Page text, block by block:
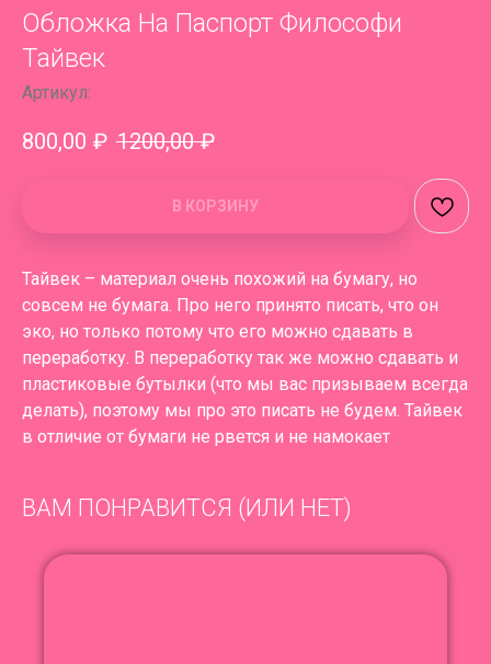
Обложка На Паспорт Философи
Тайвек
Артикул:
800,00 ₽ 1200,00 ₽
В КОРЗИНУ
Тайвек – материал очень похожий на бумагу, но
совсем не бумага. Про него принято писать, что он
эко, но только потому что его можно сдавать в
переработку. В переработку так же можно сдавать и
пластиковые бутылки (что мы вас призываем всегда
делать), поэтому мы про это писать не будем. Тайвек
в отличие от бумаги не рвется и не намокает
ВАМ ПОНРАВИТСЯ (ИЛИ НЕТ)